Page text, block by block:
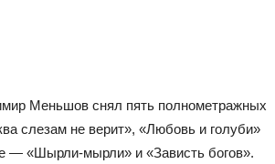
Меньшов снял пять полнометражных
слезам не верит», «Любовь и голуби»
— «Шырли-мырли» и «Зависть богов».